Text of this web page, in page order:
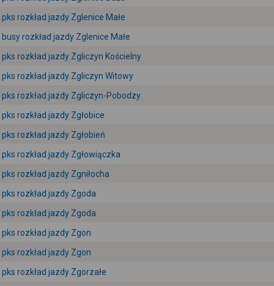
pks rozkład jazdy Zglenice Małe
busy rozkład jazdy Zglenice Małe
pks rozkład jazdy Zgliczyn Kościelny
pks rozkład jazdy Zgliczyn Witowy
pks rozkład jazdy Zgliczyn-Pobodzy
pks rozkład jazdy Zgłobice
pks rozkład jazdy Zgłobień
pks rozkład jazdy Zgłowiączka
pks rozkład jazdy Zgniłocha
pks rozkład jazdy Zgoda
pks rozkład jazdy Zgoda
pks rozkład jazdy Zgon
pks rozkład jazdy Zgon
pks rozkład jazdy Zgorzałe